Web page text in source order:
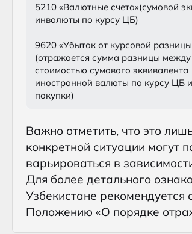
5210 «Валютные счета»(сумовой
инвалюты по курсу ЦБ)
9620 «Убыток от курсовой
(отражается сумма разницы между
стоимостью сумового эквивалента
иностранной валюты по курсу ЦБ
покупки)
Важно отметить, что это
конкретной ситуации могут
варьироваться в
Для более детального
Узбекистане
Положению «О порядке